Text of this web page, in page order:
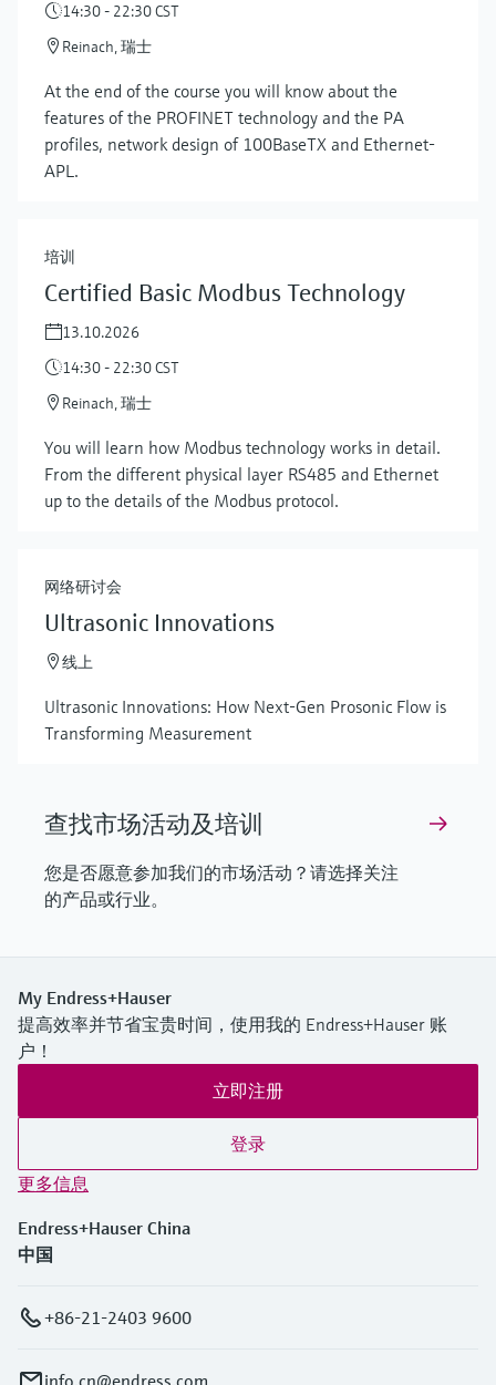
Show more
14:30 - 22:30 CST
Reinach, 瑞士
At the end of the course you will know about the
features of the PROFINET technology and the PA
profiles, network design of 100BaseTX and Ethernet-
APL.
培训
Certified Basic Modbus Technology
13.10.2026
14:30 - 22:30 CST
Reinach, 瑞士
You will learn how Modbus technology works in detail.
From the different physical layer RS485 and Ethernet
up to the details of the Modbus protocol.
网络研讨会
Ultrasonic Innovations
线上
Ultrasonic Innovations: How Next-Gen Prosonic Flow is
Transforming Measurement
查找市场活动及培训
您是否愿意参加我们的市场活动？请选择关注
的产品或行业。
My Endress+Hauser
提高效率并节省宝贵时间，使用我的 Endress+Hauser 账
户！
立即注册
登录
更多信息
Endress+Hauser China
中国
+86-21-2403 9600